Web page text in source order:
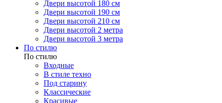
Двери высотой 180 см
Двери высотой 190 см
Двери высотой 210 см
Двери высотой 2 метра
Двери высотой 3 метра
По стилю
По стилю
Входные
В стиле техно
Под старину
Классические
Красивые